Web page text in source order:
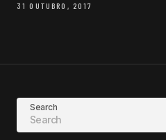
31 OUTUBRO, 2017
Search